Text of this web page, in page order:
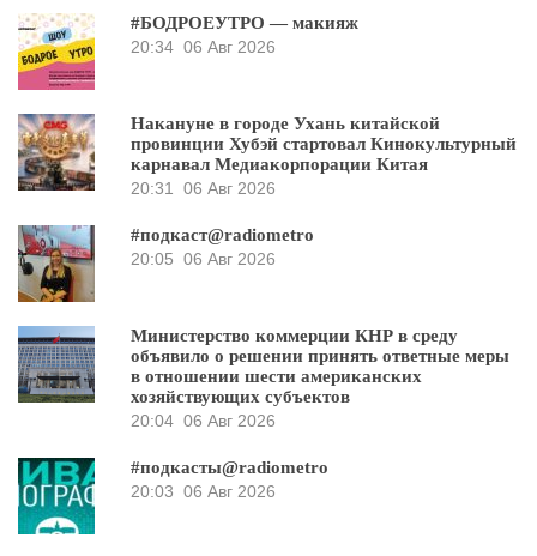
#БОДРОЕУТРО — макияж
20:34 06 Авг 2026
Накануне в городе Ухань китайской
провинции Хубэй стартовал Кинокультурный
карнавал Медиакорпорации Китая
20:31
06 Авг 2026
#подкаст@radiometro
20:05 06 Авг 2026
Министерство коммерции КНР в среду
объявило о решении принять ответные меры
в отношении шести американских
хозяйствующих субъектов
20:04 06 Авг 2026
#подкасты@radiometro
20:03 06 Авг 2026